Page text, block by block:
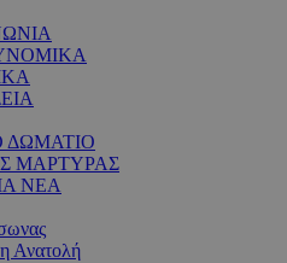
ΔΩΜΑΤΙΟ
ΜΑΡΤΥΡΑΣ
ΝΕΑ
Ανατολή